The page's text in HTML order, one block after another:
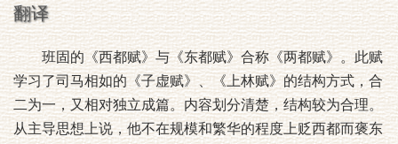
翻译
班固的《西都赋》与《东都赋》合称《两都赋》。此赋
学习了司马相如的《子虚赋》、《上林赋》的结构方式，合
二为一，又相对独立成篇。内容划分清楚，结构较为合理。
从主导思想上说，他不在规模和繁华的程度上贬西都而褒东